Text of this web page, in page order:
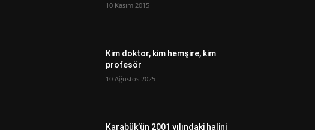
10 Kasım 2015
Kim doktor, kim hemşire, kim
profesör
10 Ağustos 2025
Karabük’ün 2001 yılındaki halini